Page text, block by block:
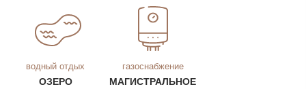
водный отдых
ОЗЕРО
газоснабжение
МАГИСТРАЛЬНОЕ